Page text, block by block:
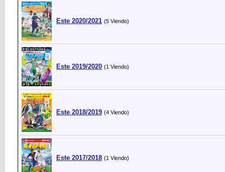
Este 2020/2021 (5 Viendo)
Este 2019/2020 (1 Viendo)
Este 2018/2019 (4 Viendo)
Este 2017/2018 (1 Viendo)